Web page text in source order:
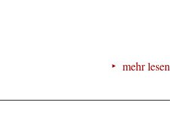
mehr lesen